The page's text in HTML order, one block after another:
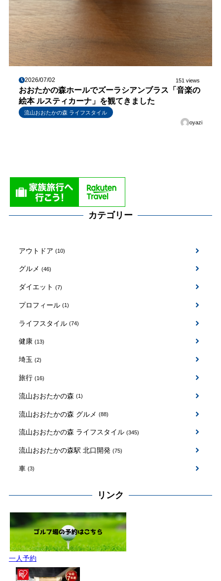
2026/07/02 151 views
おおたかの森ホールでズーラシアンブラス「音楽の
絵本 ルスティカーナ」を観てきました
流山おおたかの森 ライフスタイル
oyazi
カテゴリー
アウトドア (10)
グルメ (46)
ダイエット (7)
プロフィール (1)
ライフスタイル (74)
健康 (13)
埼玉 (2)
旅行 (16)
流山おおたかの森 (1)
流山おおたかの森 グルメ (88)
流山おおたかの森 ライフスタイル (345)
流山おおたかの森駅 北口開発 (75)
車 (3)
リンク
一人予約